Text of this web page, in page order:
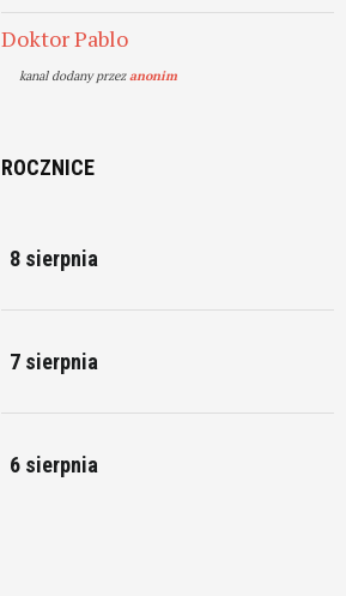
Doktor Pablo
kanal dodany przezanonim
ROCZNICE
8 sierpnia
7 sierpnia
6 sierpnia